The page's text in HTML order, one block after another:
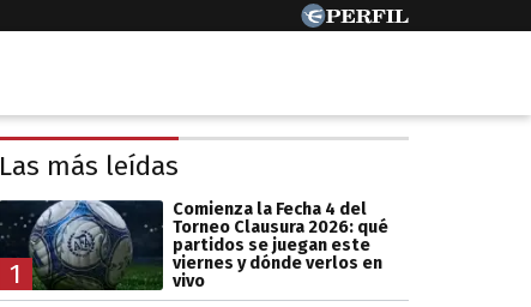
Las más leídas
1
Comienza la Fecha 4 del
Torneo Clausura 2026: qué
partidos se juegan este
viernes y dónde verlos en
vivo